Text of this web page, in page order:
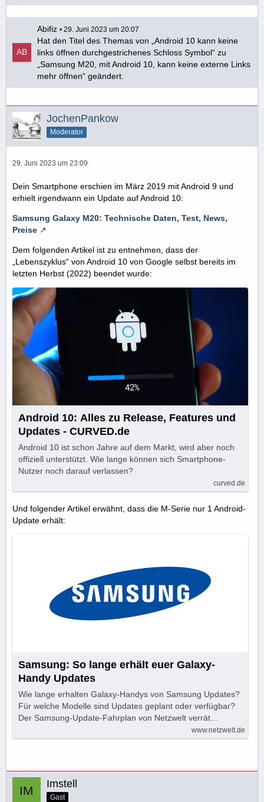
Abifiz 29. Juni 2023 um 20:07
Hat den Titel des Themas von „Android 10 kann keine
links öffnen durchgestrichenes Schloss Symbol“ zu
„Samsung M20, mit Android 10, kann keine externe Links
mehr öffnen“ geändert.
JochenPankow
Moderator
29. Juni 2023 um 23:09
Dein Smartphone erschien im März 2019 mit Android 9 und
erhielt irgendwann ein Update auf Android 10:
Samsung Galaxy M20: Technische Daten, Test, News,
Preise
Dem folgenden Artikel ist zu entnehmen, dass der
„Lebenszyklus“ von Android 10 von Google selbst bereits im
letzten Herbst (2022) beendet wurde:
Android 10: Alles zu Release, Features und
Updates - CURVED.de
Android 10 ist schon Jahre auf dem Markt, wird aber noch
offiziell unterstützt. Wie lange können sich Smartphone-
Nutzer noch darauf verlassen?
curved.de
Und folgender Artikel erwähnt, dass die M-Serie nur 1 Android-
Update erhält:
Samsung: So lange erhält euer Galaxy-
Handy Updates
Wie lange erhalten Galaxy-Handys von Samsung Updates?
Für welche Modelle sind Updates geplant oder verfügbar?
Der Samsung-Update-Fahrplan von Netzwelt verrät…
www.netzwelt.de
Imstell
Gast